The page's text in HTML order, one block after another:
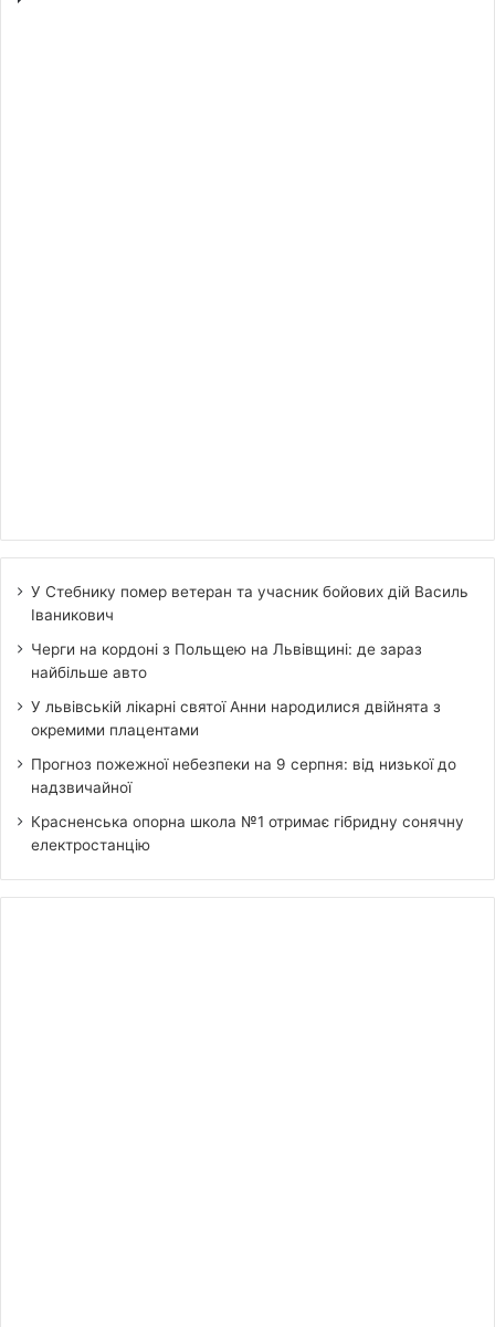
У Стебнику помер ветеран та учасник бойових дій Василь
Іваникович
Черги на кордоні з Польщею на Львівщині: де зараз
найбільше авто
У львівській лікарні святої Анни народилися двійнята з
окремими плацентами
Прогноз пожежної небезпеки на 9 серпня: від низької до
надзвичайної
Красненська опорна школа №1 отримає гібридну сонячну
електростанцію